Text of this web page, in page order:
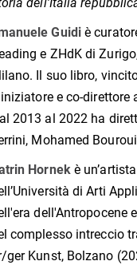
Guidi è
e ZHdK di
Il suo libro,
iniziatore e co-direttore
2013 al 2022 ha
Mohamed
Hornekè
di Arti
dell'Antropocene
complesso intreccio
ger Kunst, Bolzano